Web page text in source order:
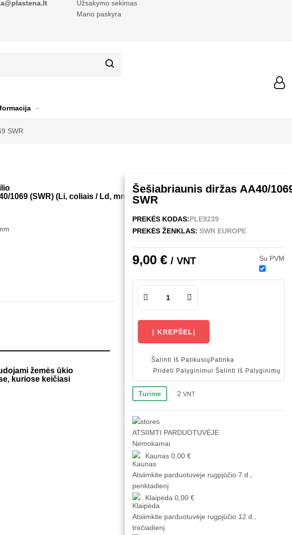
Užsakymo sekimas
Mano paskyra
SWR
1069 (SWR) (Li, coliais / Ld, mm) (HAA1069)
Šešiabriaunis diržas AA40/
SWR
PREKĖS KODAS:PLE9239
PREKĖS ŽENKLAS: SWR EUROPE
9,00 € / VNT Su PVM
Į KREPŠELĮ
Šalinti Iš Patikusių Patinka
Pridėti Palyginimui Šalinti Iš Palyginimų
Turime 2 VNT
ATSIIMTI PARDUOTUVĖJE
Nemokamai
Kaunas 0,00 €
Atsiimkite parduotuvėje rugpjūčio 7 d.,
penktadienį
Klaipėda 0,00 €
Atsiimkite parduotuvėje rugpjūčio 12 d.,
trečiadienį
žemės ūkio
kuriose keičiasi